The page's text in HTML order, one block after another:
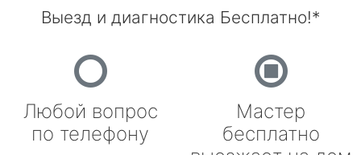
Выезд и диагностика Бесплатно!*
Любой вопрос
по телефону
Мастер
бесплатно